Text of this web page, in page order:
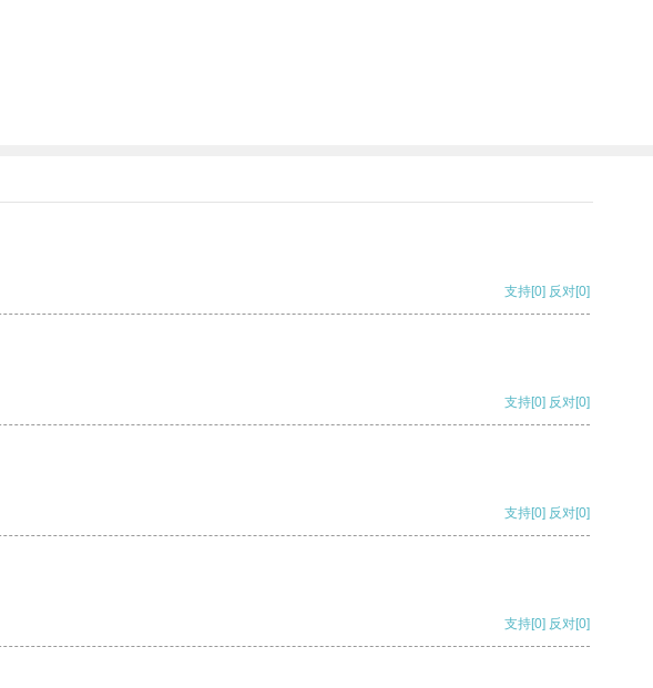
支持[0] 反对[0]
支持[0] 反对[0]
支持[0] 反对[0]
支持[0] 反对[0]